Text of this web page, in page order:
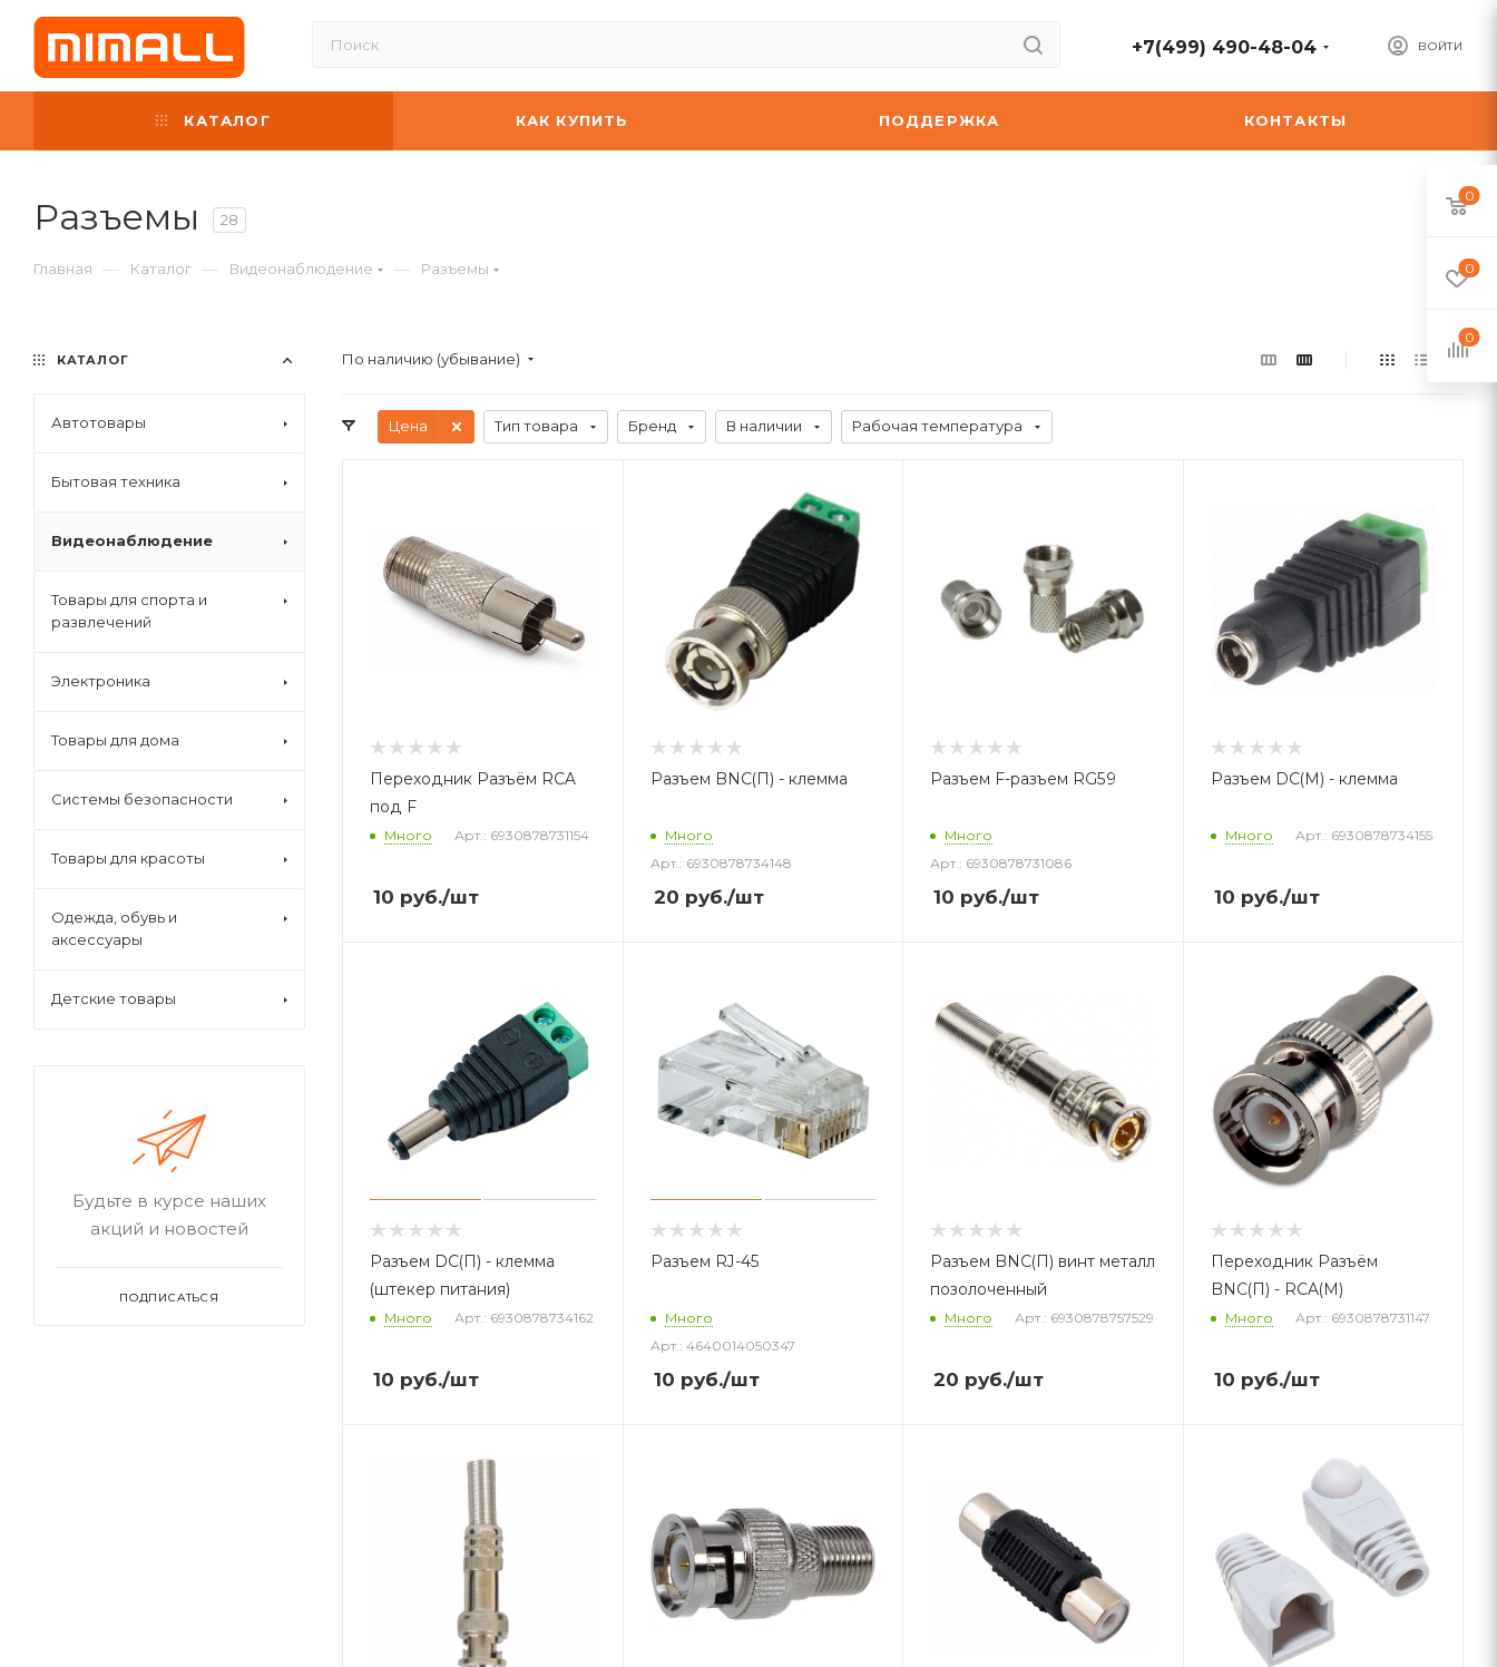
ВОЙТИ
+7(499) 490-48-04
КАТАЛОГ КАК КУПИТЬ ПОДДЕРЖКА КОНТАКТЫ
Разъемы 28
Главная — Каталог — Видеонаблюдение — Разъемы
По наличию (убывание)
Цена Тип товара Бренд В наличии Рабочая температура
Переходник Разъём RCA
под F
Много Арт.: 6930878731154
10 руб./шт
Разъем BNC(П) - клемма
Много
Арт.: 6930878734148
20 руб./шт
Разъем F-разъем RG59
Много
Арт.: 6930878731086
10 руб./шт
Разъем DC(M) - клемма
Много Арт.: 6930878734155
10 руб./шт
Разъем DC(П) - клемма
(штекер питания)
Много Арт.: 6930878734162
10 руб./шт
Разъем RJ-45
Много
Арт.: 4640014050347
10 руб./шт
Разъем BNC(П) винт металл
позолоченный
Много Арт.: 6930878757529
20 руб./шт
Переходник Разъём
BNC(П) - RCA(М)
Много Арт.: 6930878731147
10 руб./шт
КАТАЛОГ
Автотовары
Бытовая техника
Видеонаблюдение
Товары для спорта и
развлечений
Электроника
Товары для дома
Системы безопасности
Товары для красоты
Одежда, обувь и
аксессуары
Детские товары
Будьте в курсе наших
акций и новостей
ПОДПИСАТЬСЯ
0
0
0